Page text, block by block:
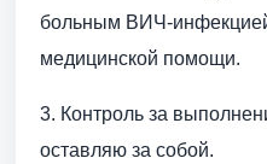
больным ВИЧ-
медицинской помощи.
3. Контроль за
оставляю за собой.